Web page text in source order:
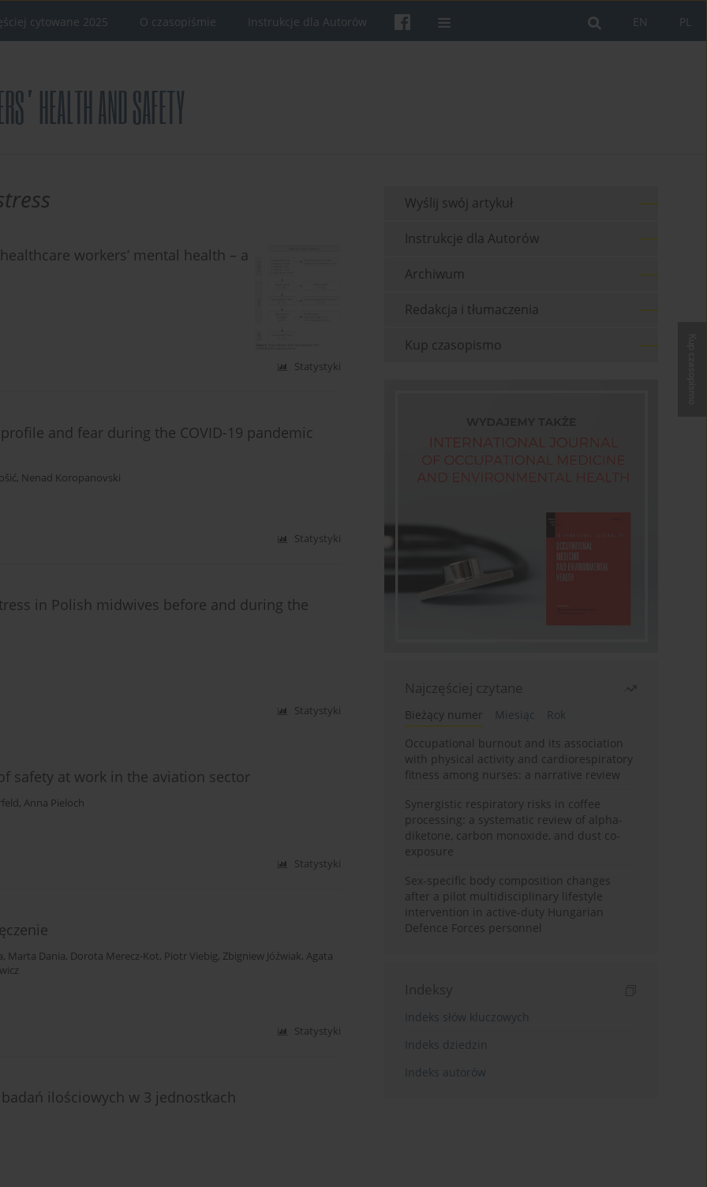
PL
EN
cytowane 2025 O czasopiśmie Instrukcje dla Autorów
workers’ mental health – a
Statystyki
and fear during the COVID-19 pandemic
, Nenad Koropanovski
Statystyki
in Polish midwives before and during the
Statystyki
safety at work in the aviation sector
, Anna Pieloch
Statystyki
, Marta Dania, Dorota Merecz-Kot, Piotr Viebig, Zbigniew Jóźwiak, Agata
Statystyki
ilościowych w 3 jednostkach
Wyślij swój artykuł
Instrukcje dla Autorów
Archiwum
Redakcja i tłumaczenia
Kup czasopismo
Najczęściej czytane
Bieżący numer Miesiąc
Rok
Occupational burnout and its association
with physical activity and cardiorespiratory
fitness among nurses: a narrative review
Synergistic respiratory risks in coffee
processing: a systematic review of alpha-
diketone, carbon monoxide, and dust co-
exposure
Sex-specific body composition changes
after a pilot multidisciplinary lifestyle
intervention in active-duty Hungarian
Defence Forces personnel
Indeksy
Indeks słów kluczowych
Indeks dziedzin
Indeks autorów